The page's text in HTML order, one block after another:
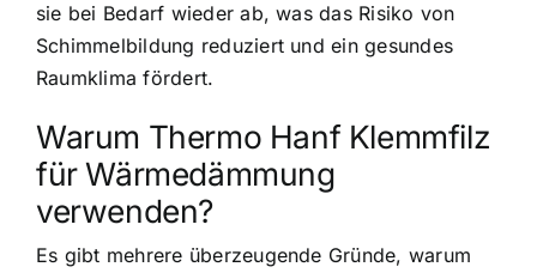
sie bei Bedarf wieder ab, was das Risiko von
Schimmelbildung reduziert und ein gesundes
Raumklima fördert.
Warum Thermo Hanf Klemmfilz
für Wärmedämmung
verwenden?
Es gibt mehrere überzeugende Gründe, warum